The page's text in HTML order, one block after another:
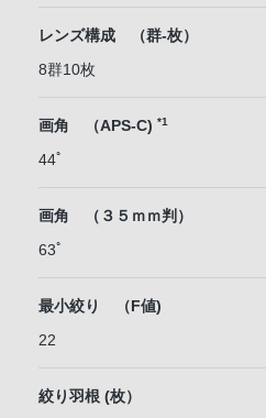
レンズ構成 （群-枚）
8群10枚
画角 （APS-C) *1
44ﾟ
画角 （３５ｍｍ判）
63ﾟ
最小絞り （F値)
22
絞り羽根 (枚）